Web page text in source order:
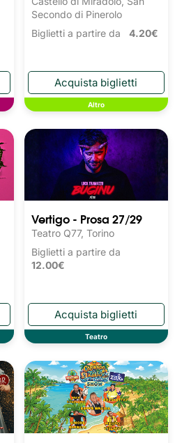
Secondo di Pinerolo
Biglietti a partire da 4.20€
Altro
Vertigo - Prosa 27/29
Teatro Q77, Torino
Biglietti a partire da
12.00€
Teatro